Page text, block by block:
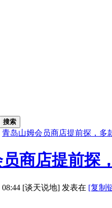
搜索
青岛山姆会员商店提前探，多
商店提前探
08:44 [谈天说地] 发表在 [复制